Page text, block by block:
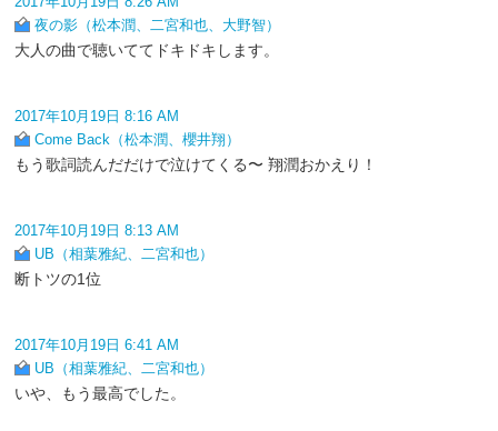
夜の影（松本潤、二宮和也、大野智）
大人の曲で聴いててドキドキします。
2017年10月19日 8:16 AM
Come Back（松本潤、櫻井翔）
もう歌詞読んだだけで泣けてくる〜 翔潤おかえり！
2017年10月19日 8:13 AM
UB（相葉雅紀、二宮和也）
断トツの1位
2017年10月19日 6:41 AM
UB（相葉雅紀、二宮和也）
いや、もう最高でした。